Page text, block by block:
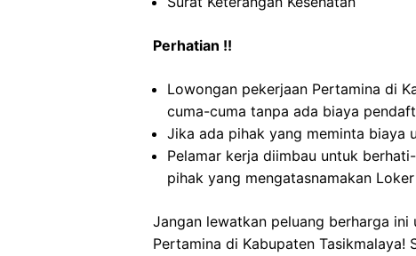
Perhatian !!
Lowongan pekerjaan Pertamina di
cuma-cuma tanpa ada biaya
Jika ada pihak yang meminta biaya
Pelamar kerja diimbau untuk
pihak yang mengatasnamakan
Jangan lewatkan peluang berharga
Pertamina di Kabupaten Tasikmalaya!